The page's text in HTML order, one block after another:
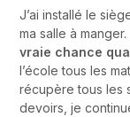
J’ai installé le
ma salle à manger.
vraie chance
l’école tous les
récupère tous les
devoirs, je